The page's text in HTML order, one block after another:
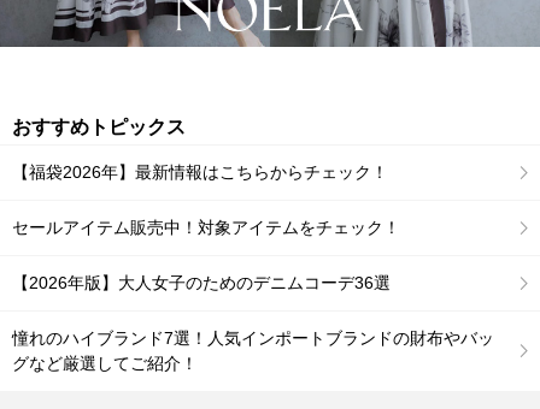
おすすめトピックス
【福袋2026年】最新情報はこちらからチェック！
セールアイテム販売中！対象アイテムをチェック！
【2026年版】大人女子のためのデニムコーデ36選
憧れのハイブランド7選！人気インポートブランドの財布やバッ
グなど厳選してご紹介！